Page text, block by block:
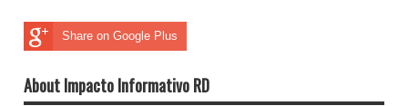
Share on Google Plus
About Impacto Informativo RD